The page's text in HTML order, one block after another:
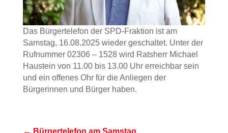
Das Bürgertelefon der SPD-Fraktion ist am
Samstag, 16.08.2025 wieder geschaltet. Unter der
Rufnummer 02306 – 1528 wird Ratsherr Michael
Haustein von 11.00 bis 13.00 Uhr erreichbar sein
und ein offenes Ohr für die Anliegen der
Bürgerinnen und Bürger haben.
← Bürgertelefon am Samstag